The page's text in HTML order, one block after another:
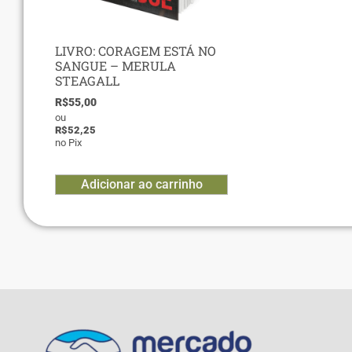
LIVRO: CORAGEM ESTÁ NO
SANGUE – MERULA
STEAGALL
R$55,00
ou
R$52,25
no Pix
Adicionar ao carrinho